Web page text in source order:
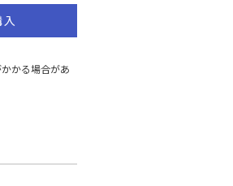
かる場合があ